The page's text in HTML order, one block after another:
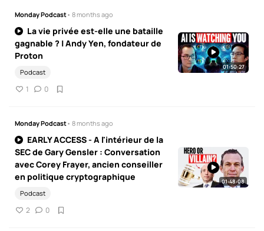
Monday Podcast• 8 months ago
La vie privée est-elle une bataille
gagnable ? | Andy Yen, fondateur de
Proton
Podcast
1 0
01:50:27
Monday Podcast• 8 months ago
EARLY ACCESS - A l'intérieur de la
SEC de Gary Gensler : Conversation
avec Corey Frayer, ancien conseiller
en politique cryptographique
Podcast
2 0
01:48:08